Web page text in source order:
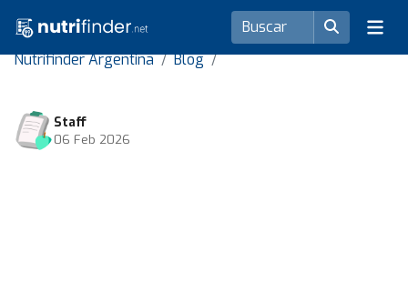
Nutrifinder Argentina Blog
Staff
06 Feb 2026